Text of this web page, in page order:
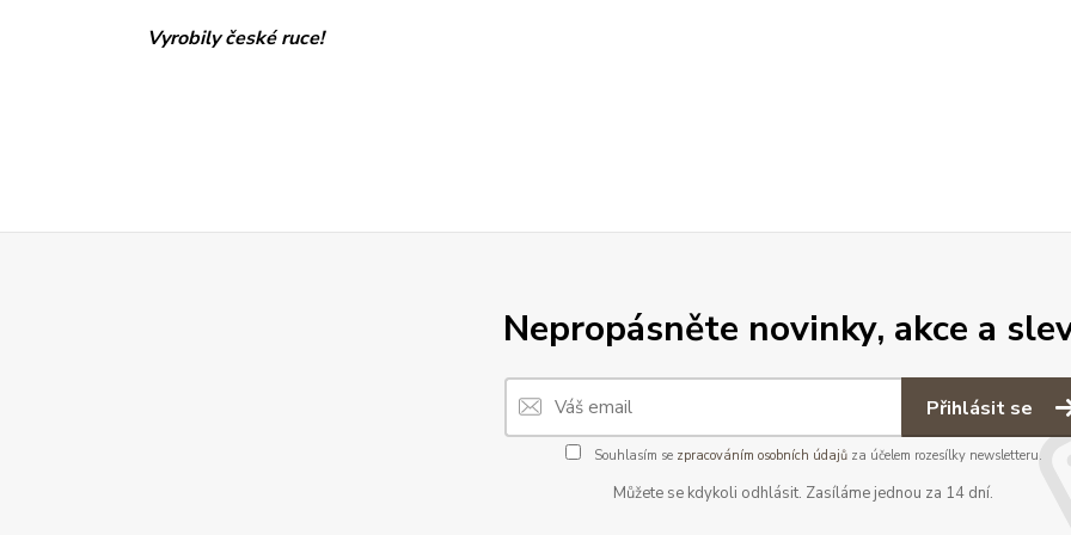
Vyrobily české ruce!
Nepropásněte novinky, akce a
Přihlásit se
Souhlasím se zpracováním osobních údajůza účelem rozesílky newsletteru.
Můžete se kdykoli odhlásit. Zasíláme jednou za 14 dní.